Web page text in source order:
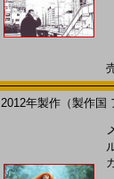
2012年製作（製作国